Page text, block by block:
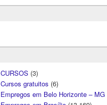
CURSOS (3)
Cursos gratuitos (6)
Empregos em Belo Horizonte – MG